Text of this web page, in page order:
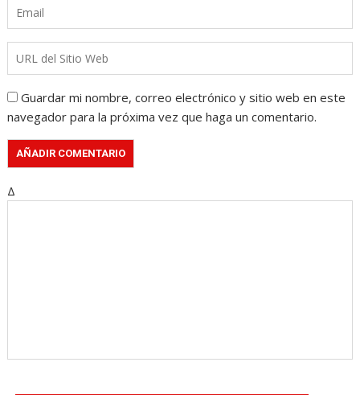
Guardar mi nombre, correo electrónico y sitio web en este
navegador para la próxima vez que haga un comentario.
Δ